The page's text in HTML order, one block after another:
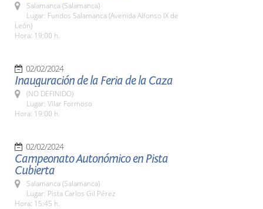
Salamanca (Salamanca)
Lugar: Fundos Salamanca (Avenida Alfonso IX de
León)
Hora: 19:00 h.
02/02/2024
Inauguración de la Feria de la Caza
(NO DEFINIDO)
Lugar: Vilar Formoso
Hora: 19:00 h.
02/02/2024
Campeonato Autonómico en Pista
Cubierta
Salamanca (Salamanca)
Lugar: Pista Carlos Gil Pérez
Hora: 15:45 h.